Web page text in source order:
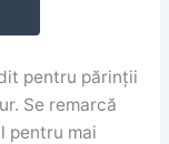
pentru părinții
Se remarcă
pentru mai